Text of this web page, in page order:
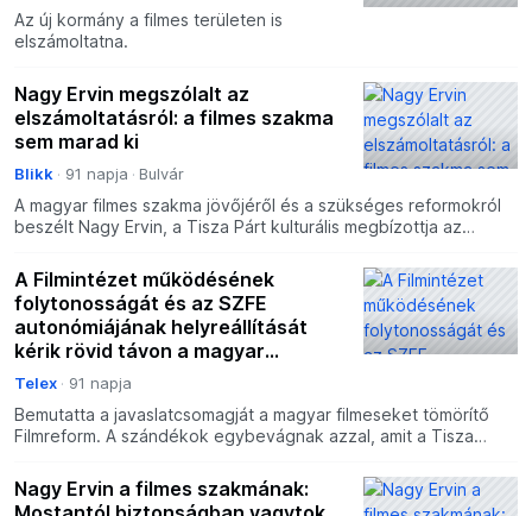
Az új kormány a filmes területen is
elszámoltatna.
Nagy Ervin megszólalt az
elszámoltatásról: a filmes szakma
sem marad ki
Blikk 91 napja Bulvár
A magyar filmes szakma jövőjéről és a szükséges reformokról
beszélt Nagy Ervin, a Tisza Párt kulturális megbízottja az
A Filmintézet működésének
folytonosságát és az SZFE
autonómiájának helyreállítását
kérik rövid távon a magyar
filmesek
Telex 91 napja
Bemutatta a javaslatcsomagját a magyar filmeseket tömörítő
Filmreform. A szándékok egybevágnak azzal, amit a Tisza
Nagy Ervin a filmes szakmának: